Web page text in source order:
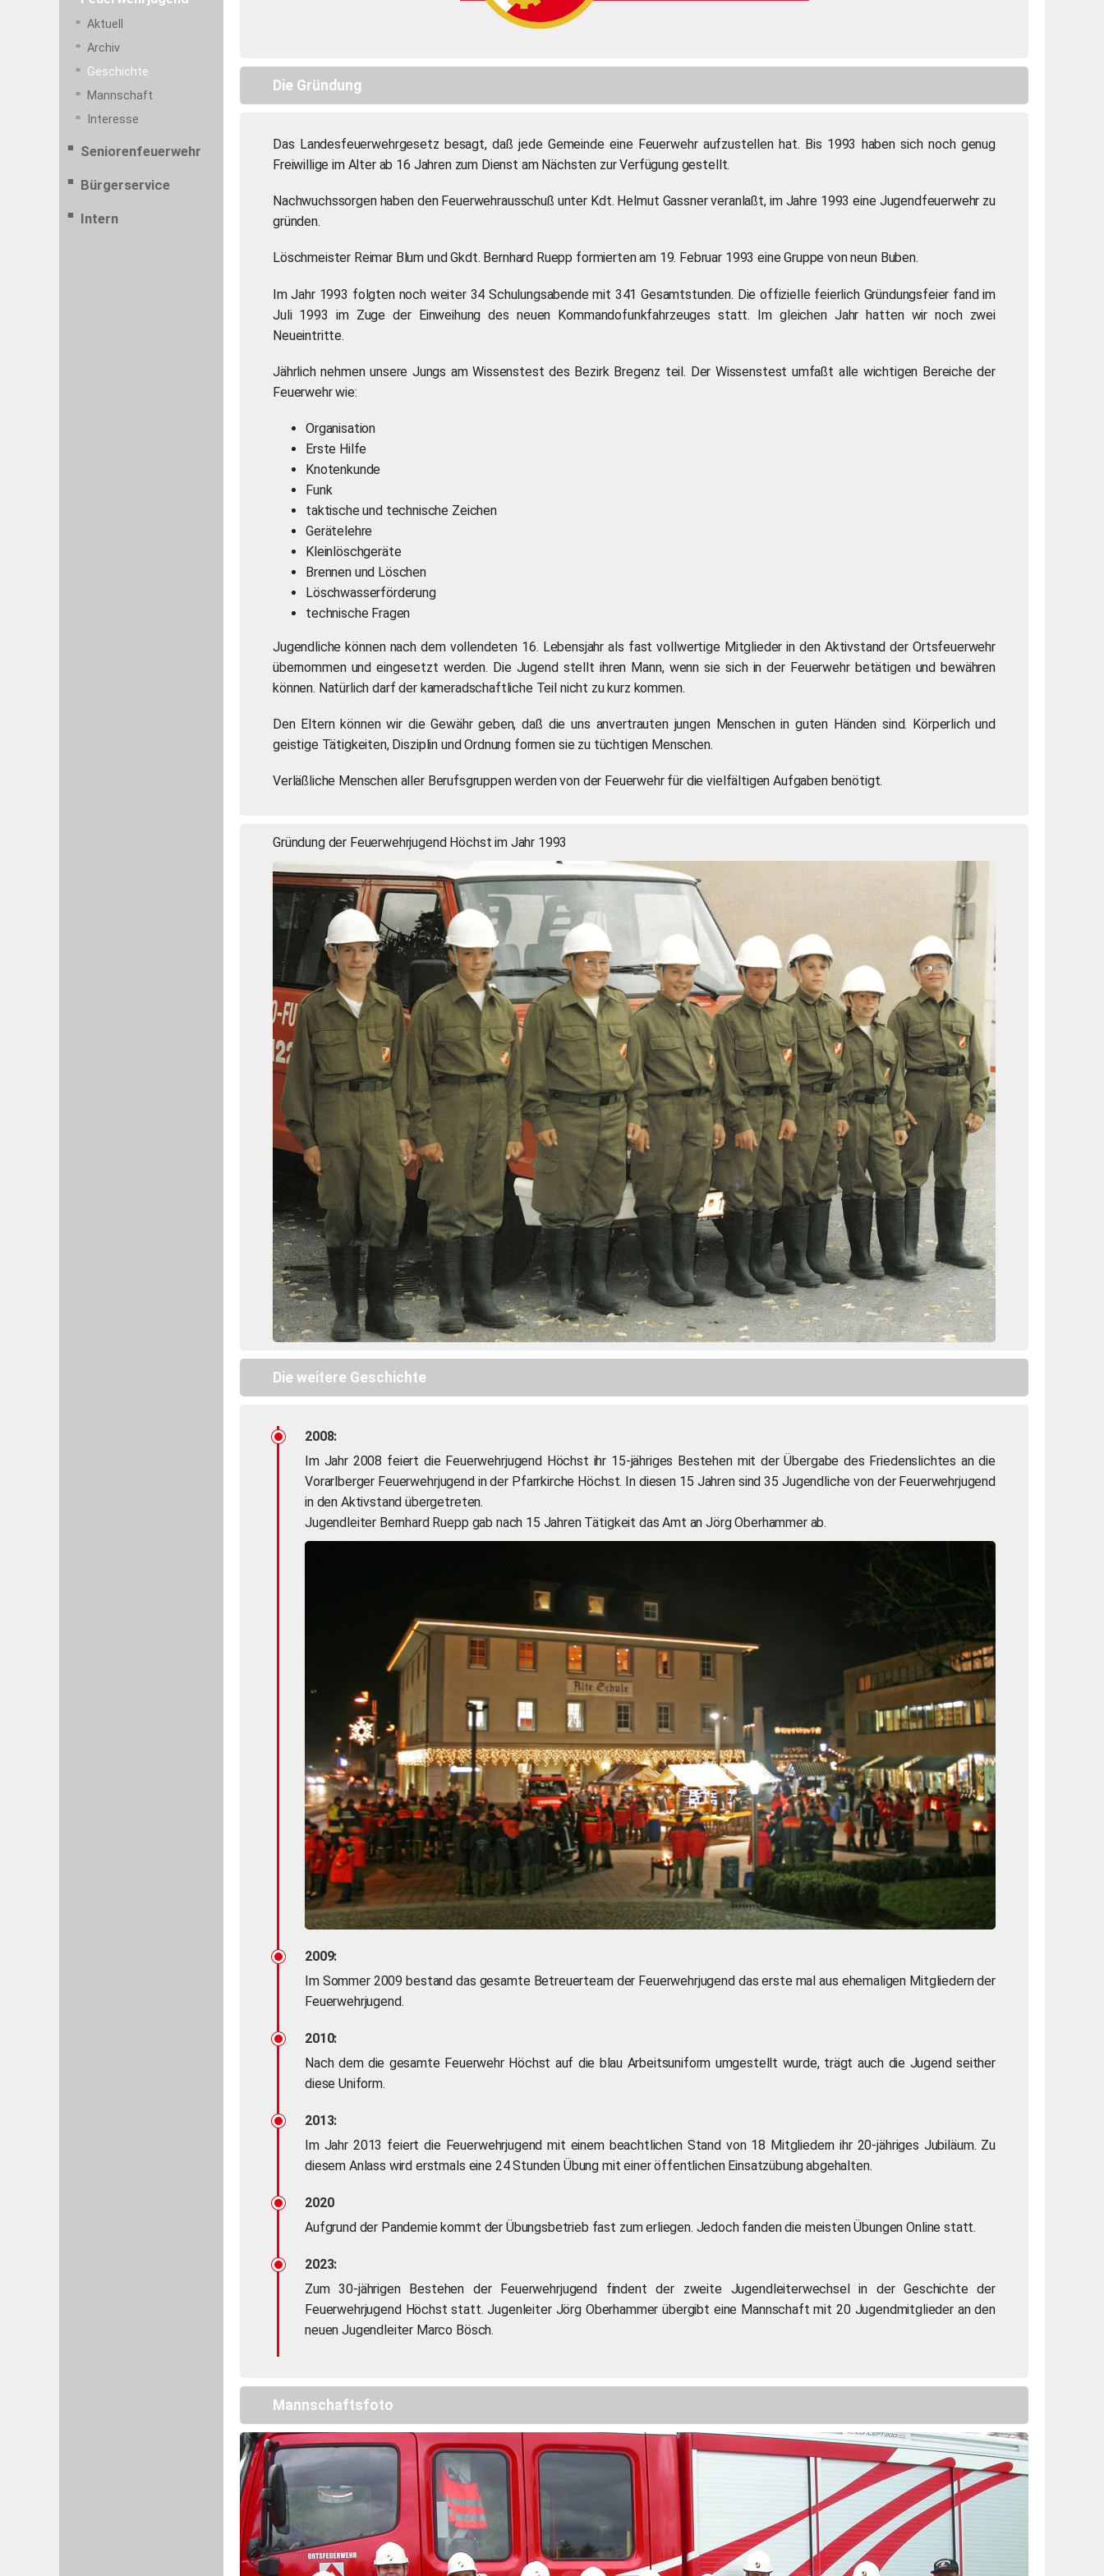
Aktuell
Archiv
Geschichte
Mannschaft
Interesse
Seniorenfeuerwehr
Bürgerservice
Intern
Die Gründung
Das Landesfeuerwehrgesetz besagt, daß jede Gemeinde eine Feuerwehr aufzustellen hat. Bis 1993 haben sich noch genug
Freiwillige im Alter ab 16 Jahren zum Dienst am Nächsten zur Verfügung gestellt.
Nachwuchssorgen haben den Feuerwehrausschuß unter Kdt. Helmut Gassner veranlaßt, im Jahre 1993 eine Jugendfeuerwehr zu
gründen.
Löschmeister Reimar Blum und Gkdt. Bernhard Ruepp formierten am 19. Februar 1993 eine Gruppe von neun Buben.
Im Jahr 1993 folgten noch weiter 34 Schulungsabende mit 341 Gesamtstunden. Die offizielle feierlich Gründungsfeier fand im
Juli 1993 im Zuge der Einweihung des neuen Kommandofunkfahrzeuges statt. Im gleichen Jahr hatten wir noch zwei
Neueintritte.
Jährlich nehmen unsere Jungs am Wissenstest des Bezirk Bregenz teil. Der Wissenstest umfaßt alle wichtigen Bereiche der
Feuerwehr wie:
Organisation
Erste Hilfe
Knotenkunde
Funk
taktische und technische Zeichen
Gerätelehre
Kleinlöschgeräte
Brennen und Löschen
Löschwasserförderung
technische Fragen
Jugendliche können nach dem vollendeten 16. Lebensjahr als fast vollwertige Mitglieder in den Aktivstand der Ortsfeuerwehr
übernommen und eingesetzt werden. Die Jugend stellt ihren Mann, wenn sie sich in der Feuerwehr betätigen und bewähren
können. Natürlich darf der kameradschaftliche Teil nicht zu kurz kommen.
Den Eltern können wir die Gewähr geben, daß die uns anvertrauten jungen Menschen in guten Händen sind. Körperlich und
geistige Tätigkeiten, Disziplin und Ordnung formen sie zu tüchtigen Menschen.
Verläßliche Menschen aller Berufsgruppen werden von der Feuerwehr für die vielfältigen Aufgaben benötigt.
Gründung der Feuerwehrjugend Höchst im Jahr 1993
Die weitere Geschichte
2008:
Im Jahr 2008 feiert die Feuerwehrjugend Höchst ihr 15-jähriges Bestehen mit der Übergabe des Friedenslichtes an die
Vorarlberger Feuerwehrjugend in der Pfarrkirche Höchst. In diesen 15 Jahren sind 35 Jugendliche von der Feuerwehrjugend
in den Aktivstand übergetreten.
Jugendleiter Bernhard Ruepp gab nach 15 Jahren Tätigkeit das Amt an Jörg Oberhammer ab.
2009:
Im Sommer 2009 bestand das gesamte Betreuerteam der Feuerwehrjugend das erste mal aus ehemaligen Mitgliedern der
Feuerwehrjugend.
2010:
Nach dem die gesamte Feuerwehr Höchst auf die blau Arbeitsuniform umgestellt wurde, trägt auch die Jugend seither
diese Uniform.
2013:
Im Jahr 2013 feiert die Feuerwehrjugend mit einem beachtlichen Stand von 18 Mitgliedern ihr 20-jähriges Jubiläum. Zu
diesem Anlass wird erstmals eine 24 Stunden Übung mit einer öffentlichen Einsatzübung abgehalten.
2020
Aufgrund der Pandemie kommt der Übungsbetrieb fast zum erliegen. Jedoch fanden die meisten Übungen Online statt.
2023:
Zum 30-jährigen Bestehen der Feuerwehrjugend findent der zweite Jugendleiterwechsel in der Geschichte der
Feuerwehrjugend Höchst statt. Jugenleiter Jörg Oberhammer übergibt eine Mannschaft mit 20 Jugendmitglieder an den
neuen Jugendleiter Marco Bösch.
Mannschaftsfoto